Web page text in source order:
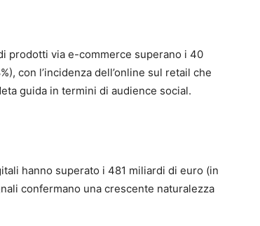
prodotti via e-commerce superano i 40
con l’incidenza dell’online sul retail che
guida in termini di audience social.
hanno superato i 481 miliardi di euro (in
confermano una crescente naturalezza